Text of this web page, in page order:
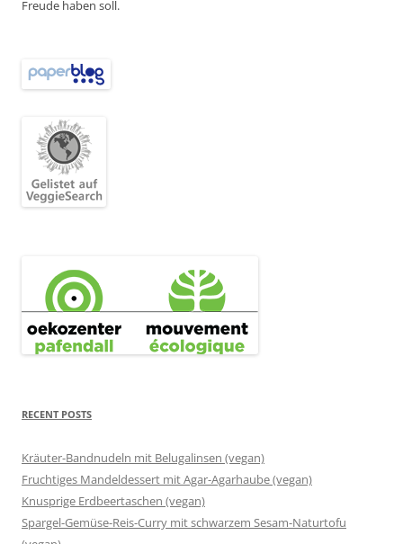
Freude haben soll.
RECENT POSTS
Kräuter-Bandnudeln mit Belugalinsen (vegan)
Fruchtiges Mandeldessert mit Agar-Agarhaube (vegan)
Knusprige Erdbeertaschen (vegan)
Spargel-Gemüse-Reis-Curry mit schwarzem Sesam-Naturtofu